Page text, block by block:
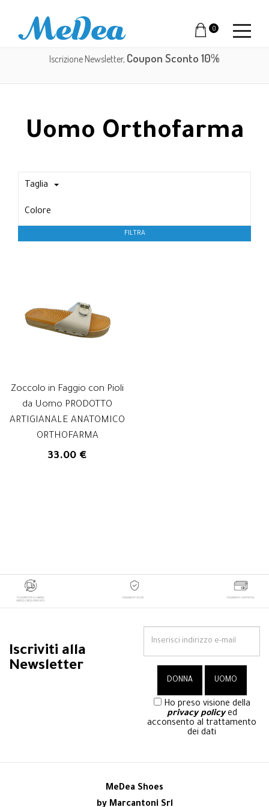
0
Iscrizione Newsletter, Coupon Sconto 10%
Uomo Orthofarma
Taglia
Colore
Zoccolo in Faggio con Pioli
da Uomo PRODOTTO
ARTIGIANALE ANATOMICO
ORTHOFARMA
33.00 €
Iscriviti alla
Newsletter
Ho preso visione della
privacy policyed
acconsento al trattamento
dei dati
MeDea Shoes
by Marcantoni Srl